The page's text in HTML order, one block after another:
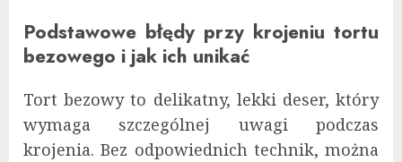
Podstawowe błędy przy krojeniu tortu
bezowego i jak ich unikać
Tort bezowy to delikatny, lekki deser, który
wymaga szczególnej uwagi podczas
krojenia. Bez odpowiednich technik, można